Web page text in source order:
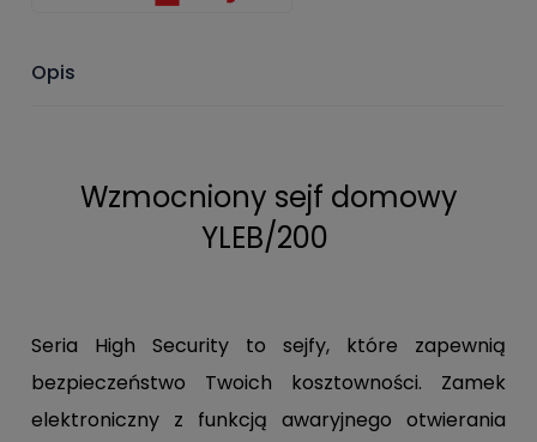
Opis
Wzmocniony sejf domowy
YLEB/200
Seria High Security to sejfy, które zapewnią
bezpieczeństwo Twoich kosztowności. Zamek
elektroniczny z funkcją awaryjnego otwierania